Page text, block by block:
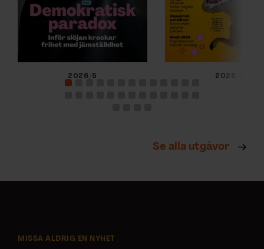
2026/5 2026/4
Se alla utgåvor
MISSA ALDRIG EN NYHET